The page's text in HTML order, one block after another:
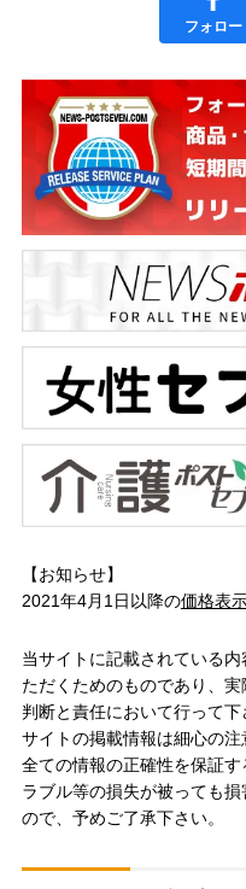
フォロー
【お知らせ】
2021年4月1日以降の価格表
当サイトに記載されている
ただくためのものであり、
判断と責任において行って
サイトの掲載情報は細心の
全ての情報の正確性を保証
ラブル等の損失が被っても
ので、予めご了承下さい。